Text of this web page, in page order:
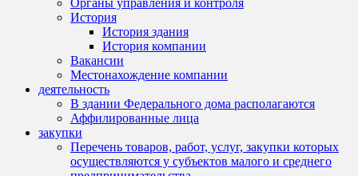
пр-кт, д. 62, литер А)
Органы управления и контроля
История
История здания
История компании
Вакансии
Местонахождение компании
деятельность
В здании Федерального дома располагаются
Аффилированные лица
закупки
Перечень товаров, работ, услуг, закупки которых
осуществляются у субъектов малого и среднего